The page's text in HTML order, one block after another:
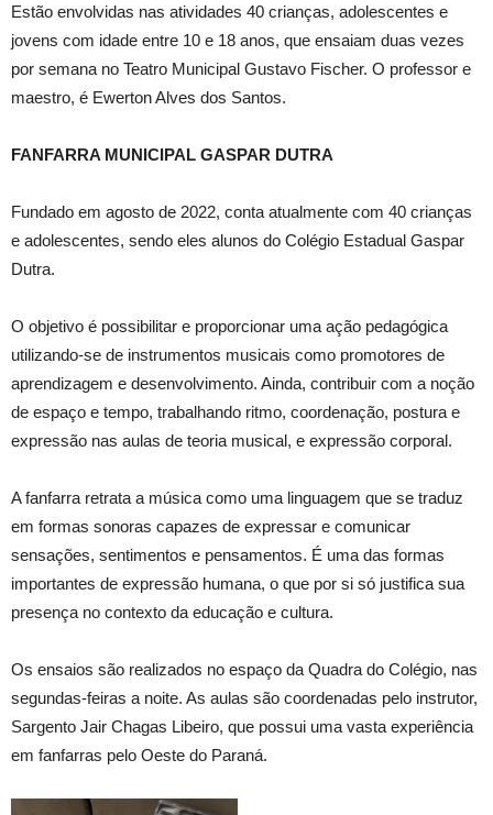
Estão envolvidas nas atividades 40 crianças, adolescentes e
jovens com idade entre 10 e 18 anos, que ensaiam duas vezes
por semana no Teatro Municipal Gustavo Fischer. O professor e
maestro, é Ewerton Alves dos Santos.
FANFARRA MUNICIPAL GASPAR DUTRA
Fundado em agosto de 2022, conta atualmente com 40 crianças
e adolescentes, sendo eles alunos do Colégio Estadual Gaspar
Dutra.
O objetivo é possibilitar e proporcionar uma ação pedagógica
utilizando-se de instrumentos musicais como promotores de
aprendizagem e desenvolvimento. Ainda, contribuir com a noção
de espaço e tempo, trabalhando ritmo, coordenação, postura e
expressão nas aulas de teoria musical, e expressão corporal.
A fanfarra retrata a música como uma linguagem que se traduz
em formas sonoras capazes de expressar e comunicar
sensações, sentimentos e pensamentos. É uma das formas
importantes de expressão humana, o que por si só justifica sua
presença no contexto da educação e cultura.
Os ensaios são realizados no espaço da Quadra do Colégio, nas
segundas-feiras a noite. As aulas são coordenadas pelo instrutor,
Sargento Jair Chagas Libeiro, que possui uma vasta experiência
em fanfarras pelo Oeste do Paraná.